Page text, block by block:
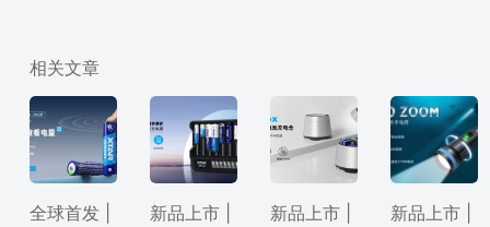
相关文章
全球首发 |
新品上市 |
新品上市 |
新品上市 |